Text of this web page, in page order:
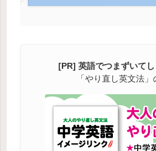
[PR] 英語でつまずいて
「やり直し英文法」